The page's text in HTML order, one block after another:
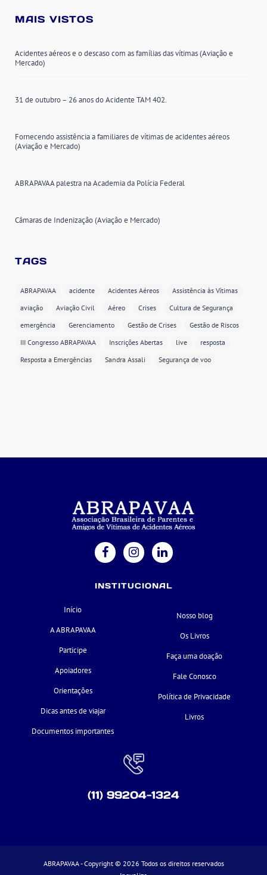
MAIS VISTOS
Acidentes aéreos e o descaso com as famílias das vítimas (Aviação e
Mercado)
31 de outubro – 26 anos do Acidente TAM 402.
Fornecendo assistência a familiares de vítimas de acidentes aéreos
(Aviação e Mercado)
ABRAPAVAA palestra na Academia da Polícia Federal
Câmaras de Indenização (Aviação e Mercado)
TAGS
ABRAPAVAA acidente Acidentes Aéreos
Assistência às Vítimas
aviação
Aviação Civil Aéreo Crises
Cultura de Segurança
emergência
Gerenciamento Gestão de Crises
Gestão de Riscos
III Congresso ABRAPAVAA
Inscrições Abertas live
resposta
Resposta a Emergências
Sandra Assali Segurança de voo
INSTITUCIONAL
Início
A ABRAPAVAA
Participe
Apoiadores
Orientações
Dicas antes de viajar
Documentos importantes
Nosso blog
Os Livros
Faça uma doação
Fale Conosco
Política de Privacidade
Livros
(11) 99204-1324
ABRAPAVAA - Copyright © 2026 Todos os direitos reservados